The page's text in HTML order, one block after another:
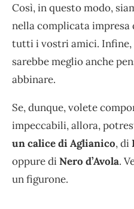
Così, in questo modo,
nella complicata
tutti i vostri amici. Infine,
sarebbe meglio anche
abbinare.
Se, dunque, volete
impeccabili, allora,
un calice diAglianico, di
oppure diNero d’Avola.
un figurone.